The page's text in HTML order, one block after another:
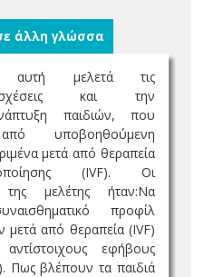
άλλη γλώσσα
αυτή μελετά τις
σχέσεις και την
παιδιών, που
υποβοηθούμενη
μετά από θεραπεία
(IVF). Οι
της μελέτης ήταν:Να
προφίλ
από θεραπεία (IVF)
εφήβους
Πως βλέπουν τα παιδιά